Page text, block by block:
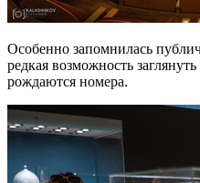
Особенно запомнилась
редкая возможность
рождаются номера.